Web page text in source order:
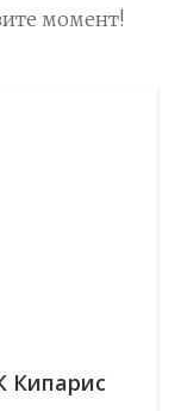
момент!
Кипарис